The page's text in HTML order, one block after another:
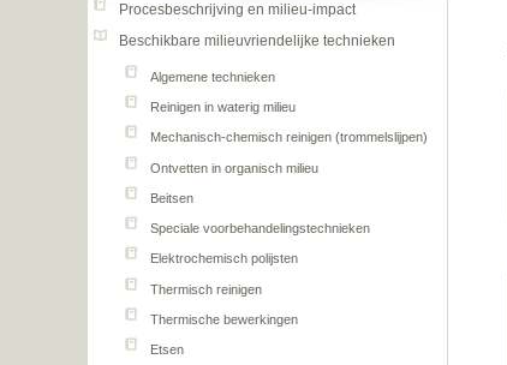
Procesbeschrijving en milieu-impact
Beschikbare milieuvriendelijke technieken
Algemene technieken
Reinigen in waterig milieu
Mechanisch-chemisch reinigen (trommelslijpen)
Ontvetten in organisch milieu
Beitsen
Speciale voorbehandelingstechnieken
Elektrochemisch polijsten
Thermisch reinigen
Thermische bewerkingen
Etsen